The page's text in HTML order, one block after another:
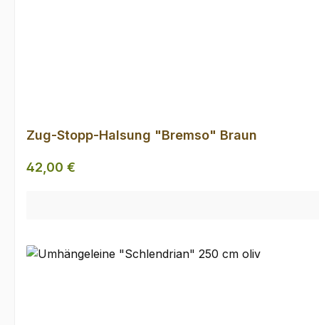
Zug-Stopp-Halsung "Bremso" Braun
Regulärer Preis:
42,00 €